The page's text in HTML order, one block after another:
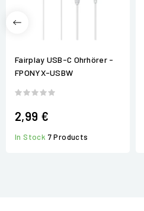
Fairplay USB-C Ohrhörer -
FPONYX-USBW
2,99 €
In Stock 7 Products